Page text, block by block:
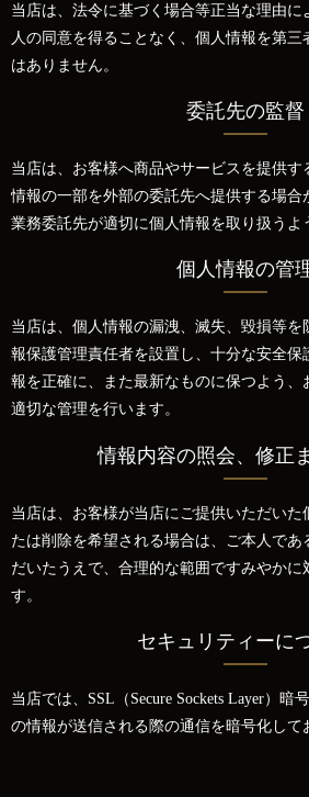
当店は、法令に基づく場合等正当な理由に
人の同意を得ることなく、個人情報を第三
はありません。
委託先の監督
当店は、お客様へ商品やサービスを提供す
情報の一部を外部の委託先へ提供する場合
業務委託先が適切に個人情報を取り扱うよ
個人情報の管
当店は、個人情報の漏洩、滅失、毀損等
報保護管理責任者を設置し、十分な安全保
報を正確に、また最新なものに保つよう、
適切な管理を行います。
情報内容の照会、修正
当店は、お客様が当店にご提供いただいた
たは削除を希望される場合は、ご本人であ
だいたうえで、合理的な範囲ですみやかに
す。
セキュリティーに
当店では、SSL（Secure Sockets Layer）暗
の情報が送信される際の通信を暗号化して